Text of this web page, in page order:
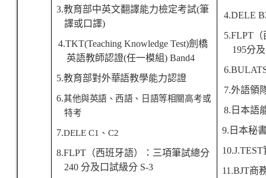
3.教育部中英文翻譯能力檢定考試(筆
譯或口譯)
4.TKT(Teaching Knowledge Test)劍橋
英語教師認證(任一模組) Band4
5.教育部對外華語教學能力認證
6.其他與英語、西語、日語等相關高考或
特考
7.DELE C1 、C2
8.FLPT （西班牙語）：三項筆試總分
240 分及口試級分 S-3
4.DELE
5.FLPT
195分
7.外語領
8. 日本語
9. 日本秘
10.J.TEST
11.BJT商